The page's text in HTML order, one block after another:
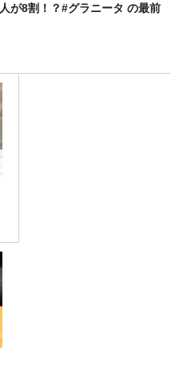
が8割！？#グラニータ の最前